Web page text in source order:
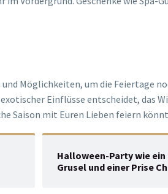
Möglichkeiten, um die Feiertage
Einflüsse entscheidet, das
Saison mit Euren Lieben feiern
Halloween-Party wie ein
Grusel und einer Prise